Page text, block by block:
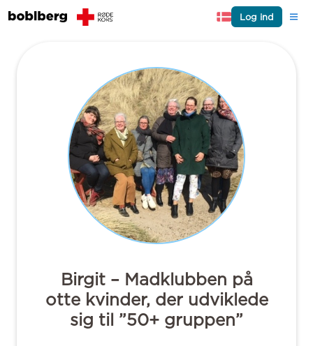
Log ind
Birgit – Madklubben på
otte kvinder, der udviklede
sig til ”50+ gruppen”